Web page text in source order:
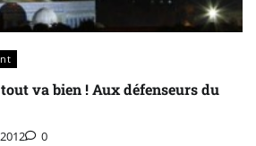
va bien ! Aux défenseurs du
0